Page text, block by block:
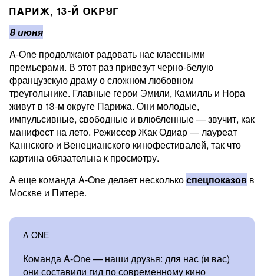
ПАРИЖ, 13-Й ОКРУГ
8 июня
A-One продолжают радовать нас классными
премьерами. В этот раз привезут черно-белую
французскую драму о сложном любовном
треугольнике. Главные герои Эмили, Камилль и Нора
живут в 13-м округе Парижа. Они молодые,
импульсивные, свободные и влюбленные — звучит, как
манифест на лето. Режиссер Жак Одиар — лауреат
Каннского и Венецианского кинофестивалей, так что
картина обязательна к просмотру.
А еще команда A-One делает несколькоспецпоказов в
Москве и Питере.
A-ONE
Команда A-One — наши друзья: для нас (и вас)
они составили гид по современному кино